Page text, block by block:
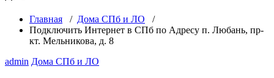
Главная / Дома СПб и ЛО /
Подключить Интернет в СПб по Адресу п. Любань, пр-
кт. Мельникова, д. 8
admin Дома СПб и ЛО